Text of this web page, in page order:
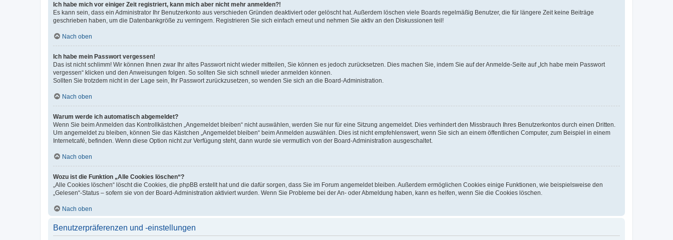
Ich habe mich vor einiger Zeit registriert, kann mich aber nicht mehr anmelden?!
Es kann sein, dass ein Administrator Ihr Benutzerkonto aus verschieden Gründen deaktiviert oder gelöscht hat. Außerdem löschen viele Boards regelmäßig Benutzer, die für längere Zeit keine Beiträge
geschrieben haben, um die Datenbankgröße zu verringern. Registrieren Sie sich einfach erneut und nehmen Sie aktiv an den Diskussionen teil!
Nach oben
Ich habe mein Passwort vergessen!
Das ist nicht schlimm! Wir können Ihnen zwar Ihr altes Passwort nicht wieder mitteilen, Sie können es jedoch zurücksetzen. Dies machen Sie, indem Sie auf der Anmelde-Seite auf „Ich habe mein Passwort
vergessen“ klicken und den Anweisungen folgen. So sollten Sie sich schnell wieder anmelden können.
Sollten Sie trotzdem nicht in der Lage sein, Ihr Passwort zurückzusetzen, so wenden Sie sich an die Board-Administration.
Nach oben
Warum werde ich automatisch abgemeldet?
Wenn Sie beim Anmelden das Kontrollkästchen „Angemeldet bleiben“ nicht auswählen, werden Sie nur für eine Sitzung angemeldet. Dies verhindert den Missbrauch Ihres Benutzerkontos durch einen Dritten.
Um angemeldet zu bleiben, können Sie das Kästchen „Angemeldet bleiben“ beim Anmelden auswählen. Dies ist nicht empfehlenswert, wenn Sie sich an einem öffentlichen Computer, zum Beispiel in einem
Internetcafé, befinden. Wenn diese Option nicht zur Verfügung steht, dann wurde sie vermutlich von der Board-Administration ausgeschaltet.
Nach oben
Wozu ist die Funktion „Alle Cookies löschen“?
„Alle Cookies löschen“ löscht die Cookies, die phpBB erstellt hat und die dafür sorgen, dass Sie im Forum angemeldet bleiben. Außerdem ermöglichen Cookies einige Funktionen, wie beispielsweise den
„Gelesen“-Status – sofern sie von der Board-Administration aktiviert wurden. Wenn Sie Probleme bei der An- oder Abmeldung haben, kann es helfen, wenn Sie die Cookies löschen.
Nach oben
Benutzerpräferenzen und -einstellungen